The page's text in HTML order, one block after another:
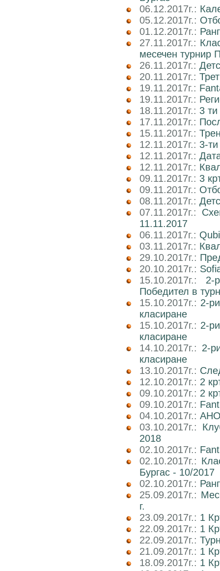
06.12.2017г.:
05.12.2017г.:
01.12.2017г.:
27.11.2017г.:
месечен турнир
26.11.2017г.:
20.11.2017г.:
19.11.2017г.:
19.11.2017г.:
18.11.2017г.: 3
17.11.2017г.:
15.11.2017г.:
12.11.2017г.: 3-
12.11.2017г.:
12.11.2017г.:
09.11.2017г.: 3
09.11.2017г.:
08.11.2017г.:
07.11.2017г.:
11.11.2017
06.11.2017г.:
03.11.2017г.:
29.10.2017г.:
20.10.2017г.:
15.10.2017г.: 2-
Победител в
15.10.2017г.: 2-
класиране
15.10.2017г.: 2-
класиране
14.10.2017г.: 2-
класиране
13.10.2017г.:
12.10.2017г.: 2
09.10.2017г.: 2
09.10.2017г.:
04.10.2017г.:
03.10.2017г.:
2018
02.10.2017г.:
02.10.2017г.:
Бургас - 10/2017
02.10.2017г.:
25.09.2017г.:
г.
23.09.2017г.: 1
22.09.2017г.: 1
22.09.2017г.:
21.09.2017г.: 1
18.09.2017г.: 1